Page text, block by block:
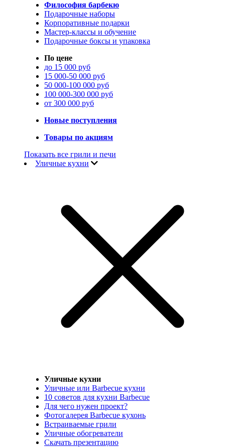
Философия барбекю
Подарочные наборы
Корпоративные подарки
Мастер-классы и обучение
Подарочные боксы и упаковка
По цене
до 15 000 руб
15 000-50 000 руб
50 000-100 000 руб
100 000-300 000 руб
от 300 000 руб
Новые поступления
Товары по акциям
Показать все грили и печи
Уличные кухни
Уличные кухни
Уличные или Barbecue кухни
10 советов для кухни Barbecue
Для чего нужен проект?
Фотогалерея Barbecue кухонь
Встраиваемые грили
Уличные обогреватели
Скачать презентацию